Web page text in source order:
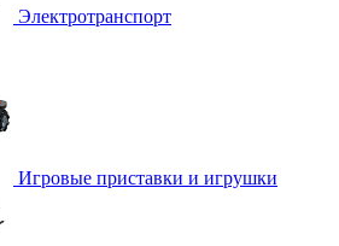
Электротранспорт
Игровые приставки и игрушки